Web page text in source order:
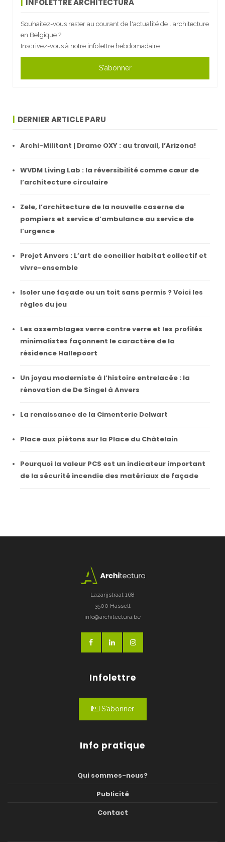
INFOLETTRE ARCHITECTURA
Souhaitez-vous rester au courant de l'actualité de l'architecture
en Belgique ?
Inscrivez-vous à notre infolettre hebdomadaire.
S'abonner
DERNIER ARTICLE PARU
Archi-Militant | Drame OXY : au travail, l’Arizona!
WVDM Living Lab : la réversibilité comme cœur de
l’architecture circulaire
Zele, l’architecture de la nouvelle caserne de
pompiers et service d’ambulance au service de
l’urgence
Projet Anvers : L’art de concilier habitat collectif et
vivre-ensemble
Isoler une façade ou un toit sans permis ? Voici les
règles du jeu
Les assemblages verre contre verre et les profilés
minimalistes façonnent le caractère de la
résidence Hallepoort
Un joyau moderniste à l’histoire entrelacée : la
rénovation de De Singel à Anvers
La renaissance de la Cimenterie Delwart
Place aux piétons sur la Place du Châtelain
Pourquoi la valeur PCS est un indicateur important
de la sécurité incendie des matériaux de façade
Lazarijstraat 168
3500 Hasselt
info@architectura.be
Infolettre
S'abonner
Info pratique
Qui sommes-nous?
Publicité
Contact